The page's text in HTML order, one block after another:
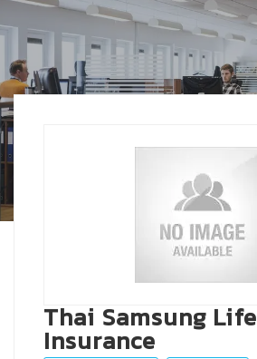
Thai Samsung Life
Insurance